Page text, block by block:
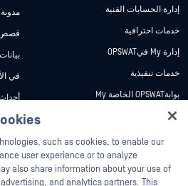
إدارة الحسابات الفنية
خدمات احترافية
إدارة My فيOPSWAT
خدمات تنفيذية
بوابةOPSWAT الخاصة My
وثائق تقنية
دورات تدريبية
برنامج الثغرات الأمنية
الشركاء
مدونة
قصص
في
أوراق Hey there!
virtual assistant.
what's critical
today?
such as cookies, to enable our
user experience or to analyze
also share information about your use of
and analytics partners. This